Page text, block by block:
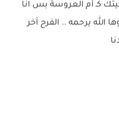
كـ أم العروسة بس انا
الله يرحمه .. الفرح آخر